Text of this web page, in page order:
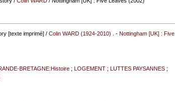
[texte imprimé] /Colin WARD (1924-2010) . -Nottingham [UK] : Five
BRETAGNE:Histoire; LOGEMENT; LUTTES PAYSANNES;